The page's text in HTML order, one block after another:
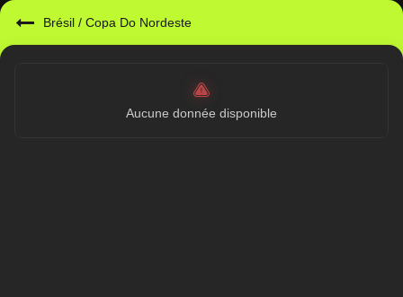
Brésil / Copa Do Nordeste
Aucune donnée disponible